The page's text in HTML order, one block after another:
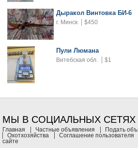
Дыракол Винтовка БИ-6
г. Минск $450
Пули Люмана
Витебская обл. $1
МЫ В СОЦИАЛЬНЫХ СЕТЯХ
Главная Частные объявления
Подать
Охотхозяйства
Соглашение пользователя
сайте